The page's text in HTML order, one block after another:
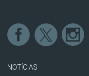
NOTÍCIAS